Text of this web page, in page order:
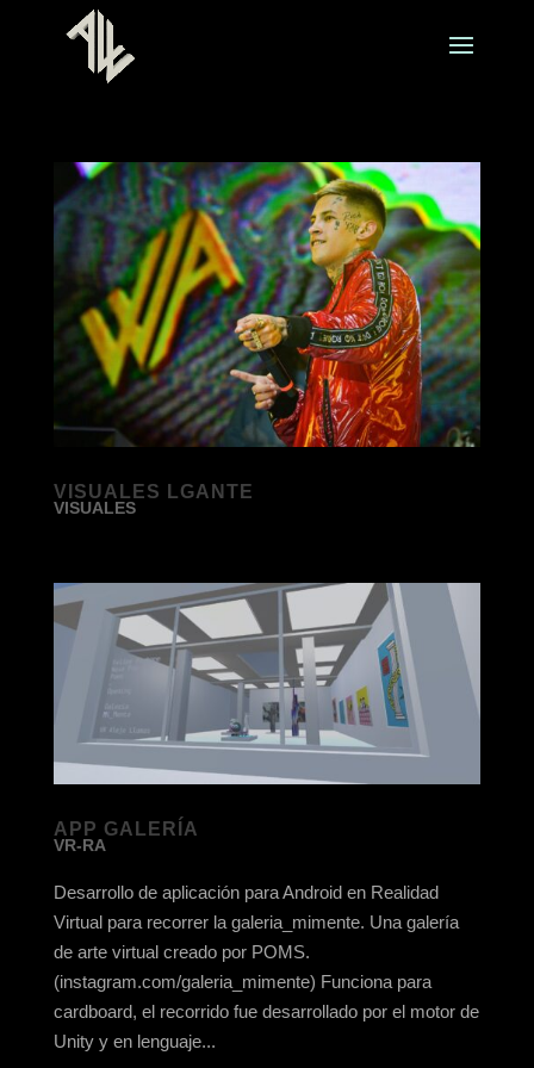
VISUALES LGANTE
VISUALES
APP GALERÍA
VR-RA
Desarrollo de aplicación para Android en Realidad
Virtual para recorrer la galeria_mimente. Una galería
de arte virtual creado por POMS.
(instagram.com/galeria_mimente) Funciona para
cardboard, el recorrido fue desarrollado por el motor de
Unity y en lenguaje...